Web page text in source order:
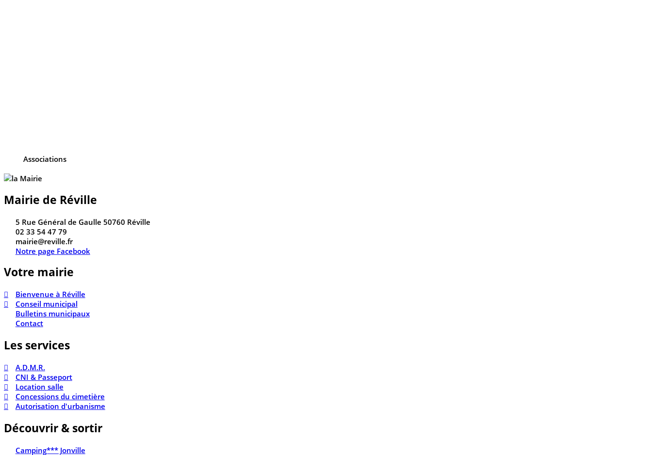
Associations
Mairie de Réville
5 Rue Général de Gaulle 50760 Réville
02 33 54 47 79
mairie@reville.fr
Notre page Facebook
Votre mairie
Bienvenue à Réville
Conseil municipal
Bulletins municipaux
Contact
Les services
A.D.M.R.
CNI & Passeport
Location salle
Concessions du cimetière
Autorisation d'urbanisme
Découvrir & sortir
Camping*** Jonville